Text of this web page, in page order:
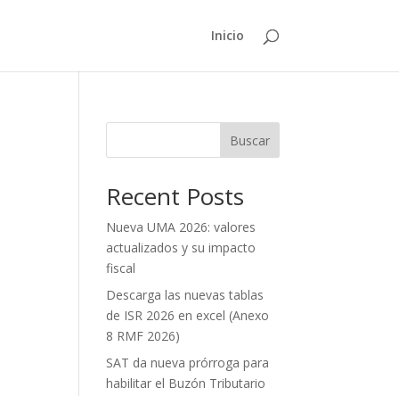
Inicio
Buscar
Recent Posts
Nueva UMA 2026: valores
actualizados y su impacto
fiscal
Descarga las nuevas tablas
de ISR 2026 en excel (Anexo
8 RMF 2026)
SAT da nueva prórroga para
habilitar el Buzón Tributario